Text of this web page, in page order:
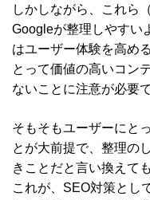
しかしながら、これら
Googleが整理しやすい
はユーザー体験を高め
とって価値の高いコン
ないことに注意が必要で
そもそもユーザーにと
とが大前提で、整理の
きことだと言い換えて
これが、SEO対策とし